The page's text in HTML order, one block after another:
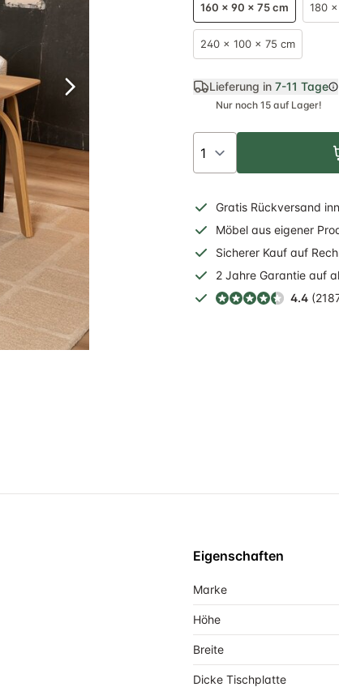
160 x 90 x 75 cm 180
240 x 100 x 75 cm
Lieferung in 7-11 Tage
Nur noch 15 auf Lager!
Gratis Rückversand
Möbel aus eigener
Sicherer Kauf auf
2 JahreGarantie auf
4.4
Eigenschaften
Marke
Höhe
Breite
Dicke Tischplatte